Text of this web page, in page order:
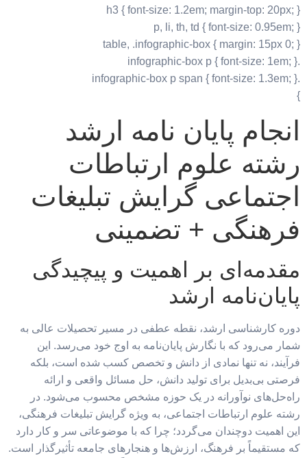
h3 { font-size: 1.2em; margin-top: 20px; }
p, li, th, td { font-size: 0.95em; }
table, .infographic-box { margin: 15px 0; }
.infographic-box p { font-size: 1em; }
.infographic-box p span { font-size: 1.3em; }
}
انجام پایان نامه ارشد
رشته علوم ارتباطات
اجتماعی گرایش تبلیغات
فرهنگی + تضمینی
مقدمه‌ای بر اهمیت و پیچیدگی
پایان‌نامه ارشد
دوره کارشناسی ارشد، نقطه عطفی در مسیر تحصیلات عالی به
شمار می‌رود که با نگارش پایان‌نامه به اوج خود می‌رسد. این
فرآیند، نه تنها نمادی از دانش و تخصص کسب شده است، بلکه
فرصتی بی‌بدیل برای تولید دانش، حل مسائل واقعی و ارائه
راه‌حل‌های نوآورانه در یک حوزه مشخص محسوب می‌شود. در
رشته علوم ارتباطات اجتماعی، به ویژه گرایش تبلیغات فرهنگی،
این اهمیت دوچندان می‌گردد؛ چرا که با موضوعاتی سر و کار دارد
که مستقیماً بر فرهنگ، ارزش‌ها و هنجارهای جامعه تأثیرگذار است.